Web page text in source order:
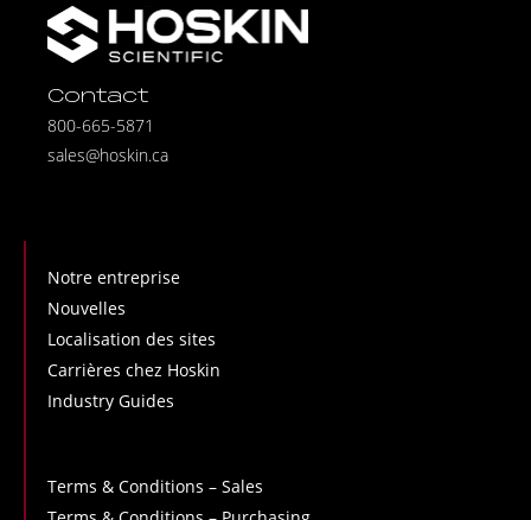
Contact
800-665-5871
sales@hoskin.ca
Notre entreprise
Nouvelles
Localisation des sites
Carrières chez Hoskin
Industry Guides
Terms & Conditions – Sales